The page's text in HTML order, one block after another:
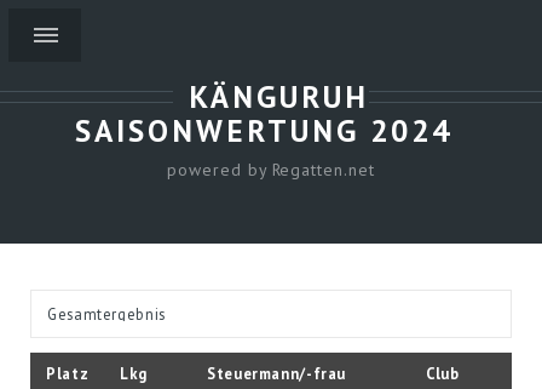
KÄNGURUH
SAISONWERTUNG 2024
powered by Regatten.net
Platz
Lkg
Steuermann/-frau
Club